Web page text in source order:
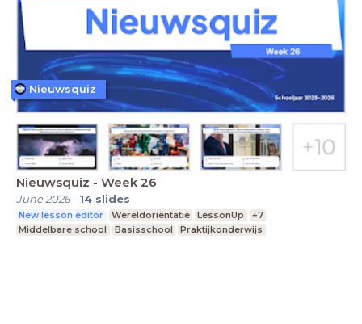
Nieuwsquiz - Week 26
June 2026- 14 slides
New lesson editor Wereldoriëntatie LessonUp
+7
Middelbare school
Basisschool Praktijkonderwijs
Nieuwsquiz